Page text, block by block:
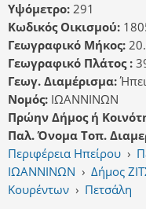
Υψόμετρο: 291
Κωδικός Οικισμού:
Γεωγραφικό Μήκος:
Γεωγραφικό Πλάτος :
Γεωγ. Διαμέρισμα:
Νομός: ΙΩΑΝΝΙΝΩΝ
Πρώην Δήμος ή
Παλ. Όνομα Τοπ.
Περιφέρεια Ηπείρου ›
ΙΩΑΝΝΙΝΩΝ › Δήμος
Κουρέντων › Πετσάλη